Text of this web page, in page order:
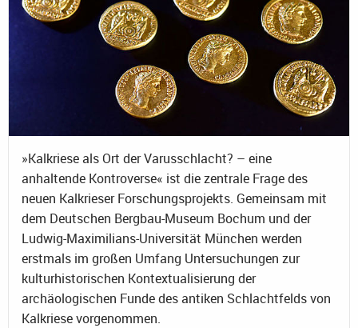
»Kalkriese als Ort der Varusschlacht? – eine
anhaltende Kontroverse« ist die zentrale Frage des
neuen Kalkrieser Forschungsprojekts. Gemeinsam mit
dem Deutschen Bergbau-Museum Bochum und der
Ludwig-Maximilians-Universität München werden
erstmals im großen Umfang Untersuchungen zur
kulturhistorischen Kontextualisierung der
archäologischen Funde des antiken Schlachtfelds von
Kalkriese vorgenommen.